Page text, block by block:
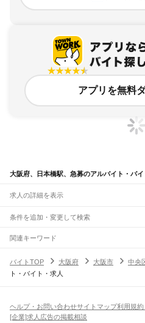
アプリを無料
大阪府、日本橋駅、急募のアルバイト・バイ
求人の詳細を表示
条件を追加・変更して検索
市区町村を追加・変更
大阪府すべて
大阪市 すべて
平野区北区中央区
堺市すべて
駅を追加・変更
JR神戸線(大阪～神戸)
職種を追加・変更
飲食・フードサービスすべて
ホールスタッフキッチンスタッフ
人気
雇用形態を追加・変更
関連キーワード
バイトTOP
大阪府 大阪市 中央
ト・バイト・求人
ヘルプ・お問い合わせサイトマップ利用規
[企業]求人広告の掲載相談